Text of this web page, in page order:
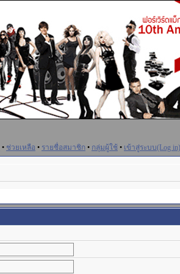
• ช่วยเหลือ • รายชื่อสมาชิก • กลุ่มผู้ใช้ • เข้าสู่ระบบ(Log in)